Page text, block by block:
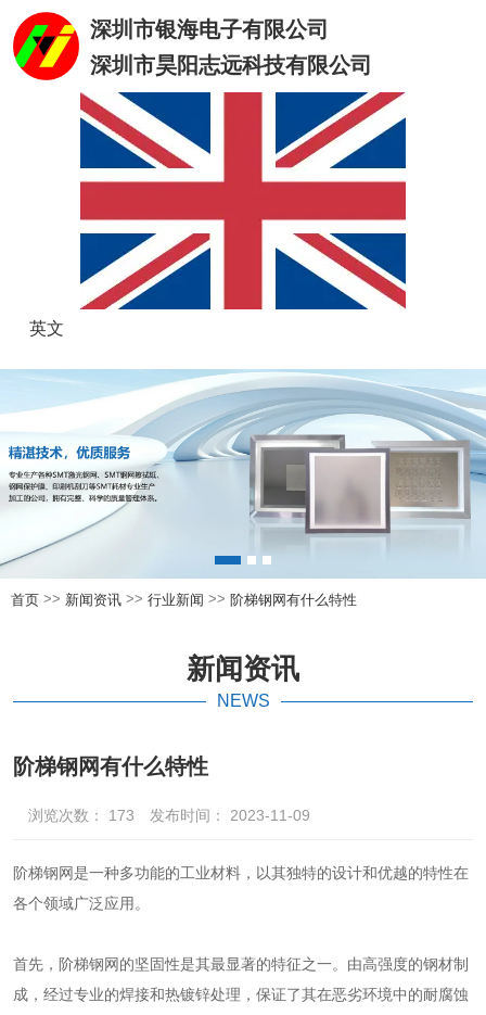
深圳市银海电子有限公司
深圳市昊阳志远科技有限公司
英文
首页 >> 新闻资讯 >> 行业新闻 >> 阶梯钢网有什么特性
新闻资讯
NEWS
阶梯钢网有什么特性
浏览次数： 173 发布时间： 2023-11-09
阶梯钢网是一种多功能的工业材料，以其独特的设计和优越的特性在
各个领域广泛应用。
首先，阶梯钢网的坚固性是其最显著的特征之一。由高强度的钢材制
成，经过专业的焊接和热镀锌处理，保证了其在恶劣环境中的耐腐蚀